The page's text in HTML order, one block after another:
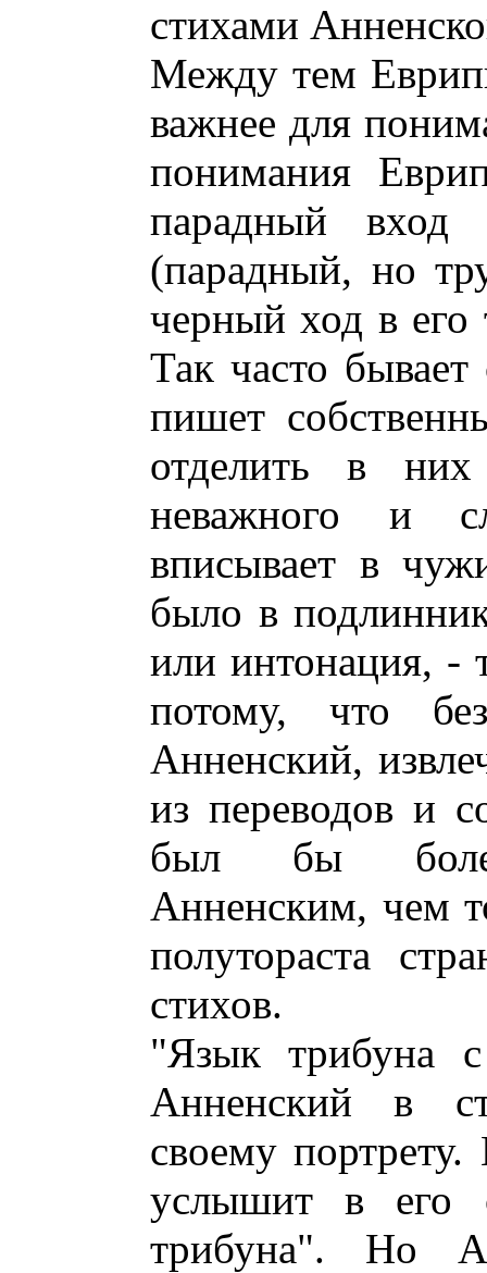
стихами
Между тем
важнее для
понимания
парадный
(парадный, но
черный ход в его
Так часто
пишет
отделить в
неважного и
вписывает в
было в
или интонация, -
потому, что
Анненский,
из переводов и
был бы более
Анненским, чем
полутораста
стихов.
"Язык трибуна
Анненский в
своему
услышит в его
трибуна". Но